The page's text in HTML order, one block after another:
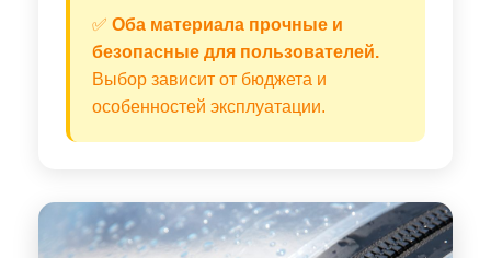
✅ Оба материала прочные и
безопасные для пользователей.
Выбор зависит от бюджета и
особенностей эксплуатации.